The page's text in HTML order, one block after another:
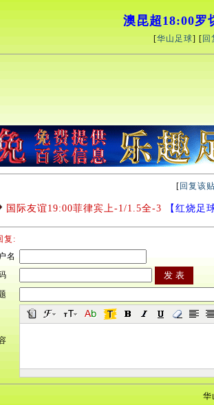
澳昆超18:00罗
[华山足球] [ 回
[ 回复该
国际友谊19:00菲律宾上-1/1.5全-3 【红烧足
复:
名
华